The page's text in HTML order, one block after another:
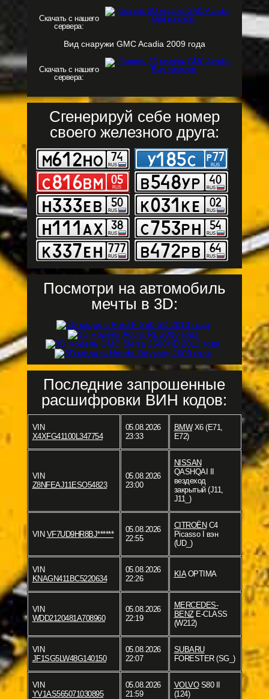
Скачать с нашего
сервера:
Вид снаружи GMC Acadia 2009 года
Скачать с нашего
сервера:
Сгенерируй себе номер
своего железного друга:
Посмотри на автомобиль
мечты в 3D:
Последние запрошенные
расшифровки ВИН кодов:
VIN
X4XFG41100L347754
05.08.2026
23:33
BMWX6 (E71,
E72)
VIN
Z8NFEAJ11ESO54823
05.08.2026
23:00
NISSAN
QASHQAI II
вездеход
закрытый (J11,
J11_)
VIN VF7UD9HR8BJ******
05.08.2026
22:55
CITROËN C4
Picasso I вэн
(UD_)
VIN
KNAGN411BC5220634
05.08.2026
22:26
KIAOPTIMA
VIN
WDD2120481A708960
05.08.2026
22:19
MERCEDES-
BENZE-CLASS
(W212)
VIN
JF1SG5LW48G140150
05.08.2026
22:07
SUBARU
FORESTER (SG_)
VIN
YV1AS565071030895
05.08.2026
21:59
VOLVOS80 II
(124)